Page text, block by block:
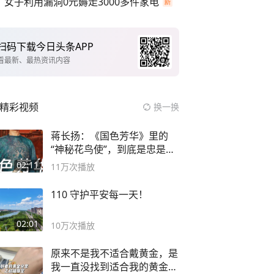
码下载今日头条APP
最新、最热资讯内容
精彩视频 换一换
02:11
蒋长扬：《国色芳华》里的
“神秘花鸟使”，到底是忠是
奸？
11万次播放
02:01
110 守护平安每一天！
10万次播放
原来不是我不适合戴黄金，是
我一直没找到适合我的黄金